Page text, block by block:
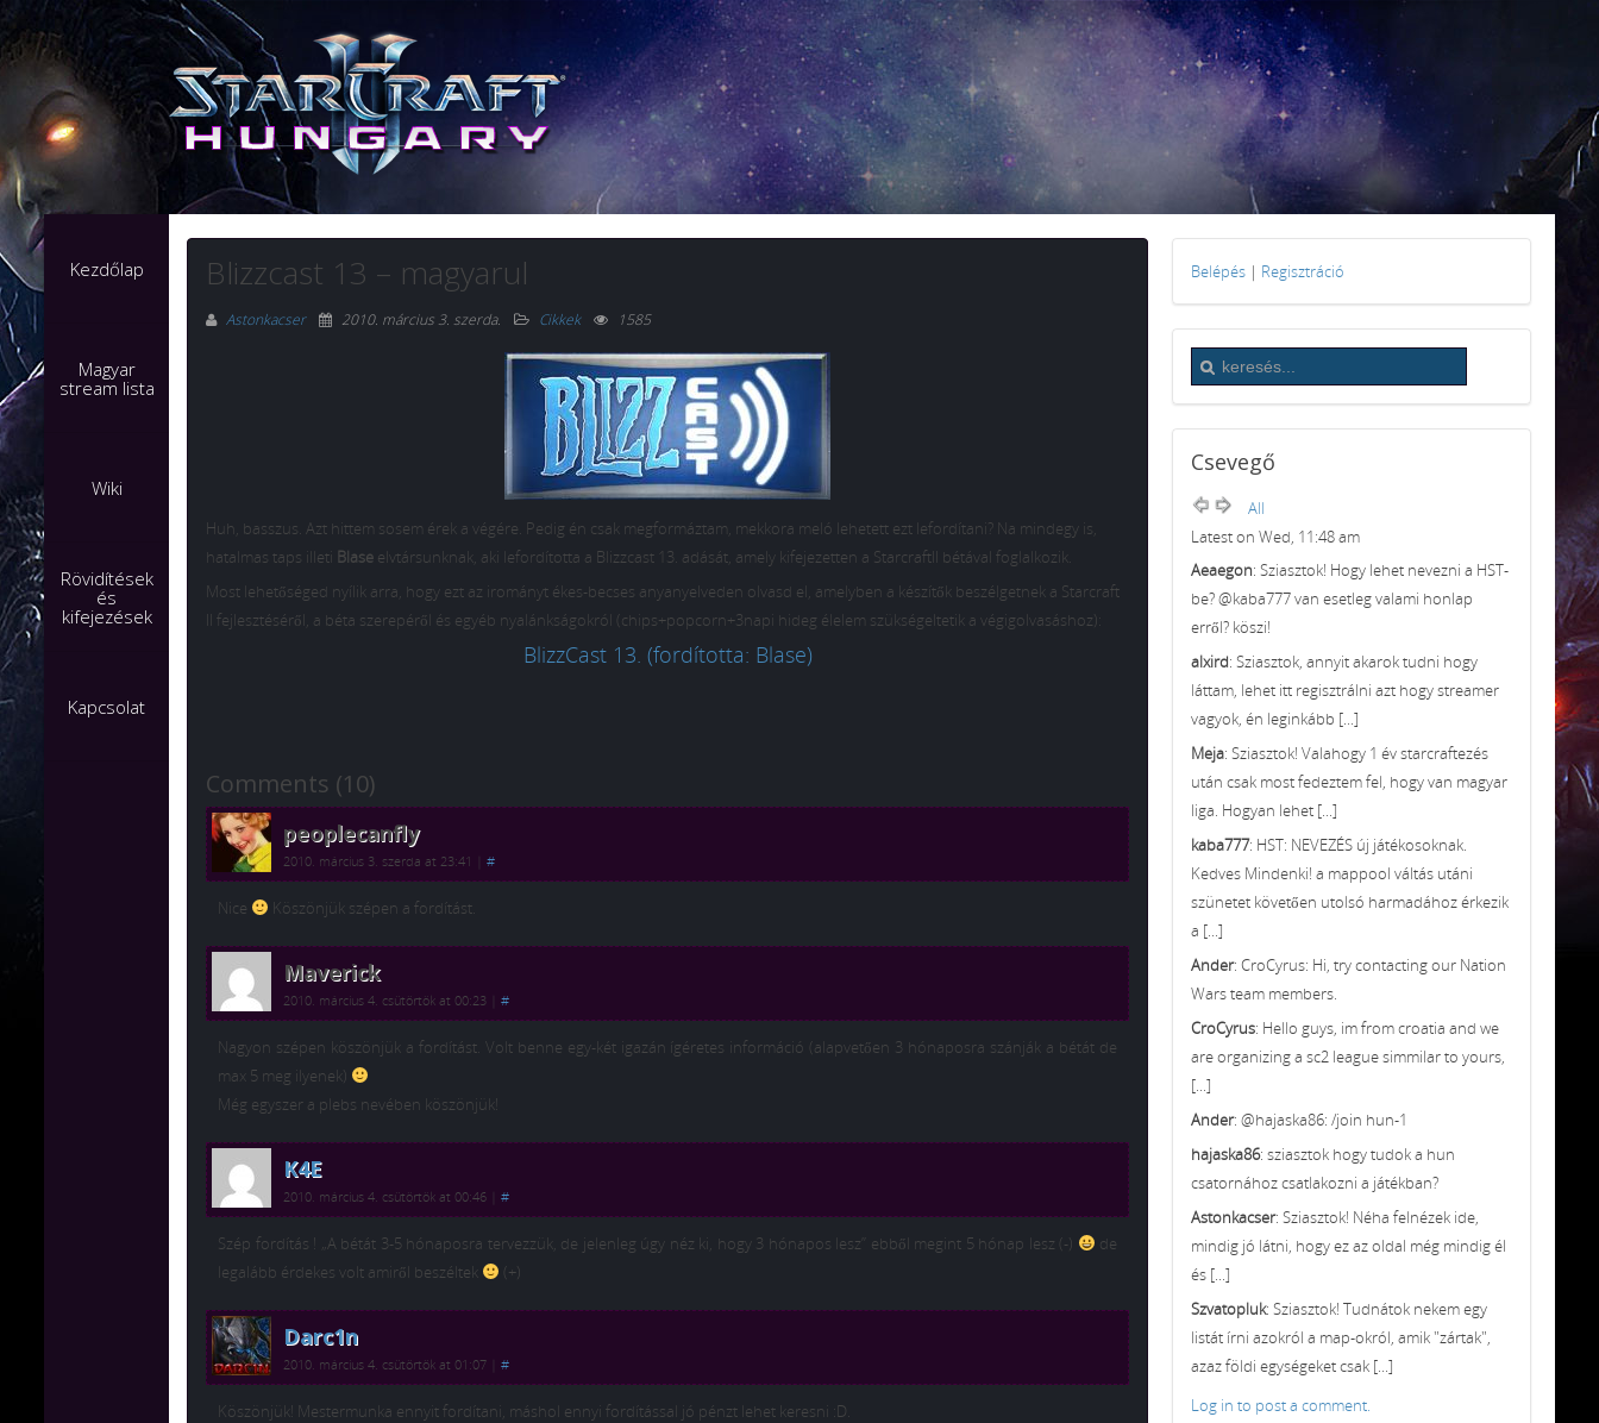
Kezdőlap
Magyar
stream lista
Wiki
Rövidítések
és
kifejezések
Kapcsolat
Blizzcast 13 – magyarul
Astonkacser 2010. március 3. szerda. Cikkek 1585
Huh, basszus. Azt hittem sosem érek a végére. Pedig én csak megformáztam, mekkora meló lehetett ezt lefordítani? Na mindegy is,
hatalmas taps illeti Blase elvtársunknak, aki lefordította a Blizzcast 13. adását, amely kifejezetten a StarcraftII bétával foglalkozik.
Most lehetőséged nyílik arra, hogy ezt az irományt ékes-becses anyanyelveden olvasd el, amelyben a készítők beszélgetnek a Starcraft
II fejlesztéséről, a béta szerepéről és egyéb nyalánkságokról (chips+popcorn+3napi hideg élelem szükségeltetik a végigolvasáshoz):
BlizzCast 13. (fordította: Blase)
Comments (10)
peoplecanfly
2010. március 3. szerda at 23:41 #
Nice Köszönjük szépen a fordítást.
Maverick
2010. március 4. csütörtök at 00:23 #
Nagyon szépen köszönjük a fordítást. Volt benne egy-két igazán ígéretes információ (alapvetően 3 hónaposra szánják a bétát de
max 5 meg ilyenek)
Még egyszer a plebs nevében köszönjük!
K4E
2010. március 4. csütörtök at 00:46 #
Szép fordítás ! „A bétát 3-5 hónaposra tervezzük, de jelenleg úgy néz ki, hogy 3 hónapos lesz” ebből megint 5 hónap lesz (-)
de
legalább érdekes volt amiről beszéltek
(+)
Darc1n
2010. március 4. csütörtök at 01:07 #
Köszönjük! Mestermunka ennyit fordítani, máshol ennyi fordítással jó pénzt lehet keresni :D.
Belépés | Regisztráció
Csevegő
All
Latest on Wed, 11:48 am
Aeaegon: Sziasztok! Hogy lehet nevezni a HST-
be? @kaba777 van esetleg valami honlap
erről? köszi!
alxird: Sziasztok, annyit akarok tudni hogy
láttam, lehet itt regisztrálni azt hogy streamer
vagyok, én leginkább [...]
Meja: Sziasztok! Valahogy 1 év starcraftezés
után csak most fedeztem fel, hogy van magyar
liga. Hogyan lehet [...]
kaba777: HST: NEVEZÉS új játékosoknak.
Kedves Mindenki! a mappool váltás utáni
szünetet követően utolsó harmadához érkezik
a [...]
Ander: CroCyrus: Hi, try contacting our Nation
Wars team members.
CroCyrus: Hello guys, im from croatia and we
are organizing a sc2 league simmilar to yours,
[...]
Ander: @hajaska86: /join hun-1
hajaska86: sziasztok hogy tudok a hun
csatornához csatlakozni a játékban?
Astonkacser: Sziasztok! Néha felnézek ide,
mindig jó látni, hogy ez az oldal még mindig él
és [...]
Szvatopluk: Sziasztok! Tudnátok nekem egy
listát írni azokról a map-okról, amik "zártak",
azaz földi egységeket csak [...]
Log in to post a comment.